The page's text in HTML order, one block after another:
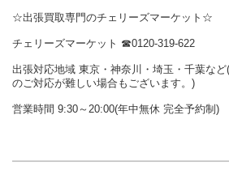
☆出張買取専門のチェリーズマーケット☆
チェリーズマーケット ☎︎0120-319-622
出張対応地域 東京・神奈川・埼玉・千葉な
のご対応が難しい場合もございます。)
営業時間 9:30～20:00(年中無休 完全予約制)